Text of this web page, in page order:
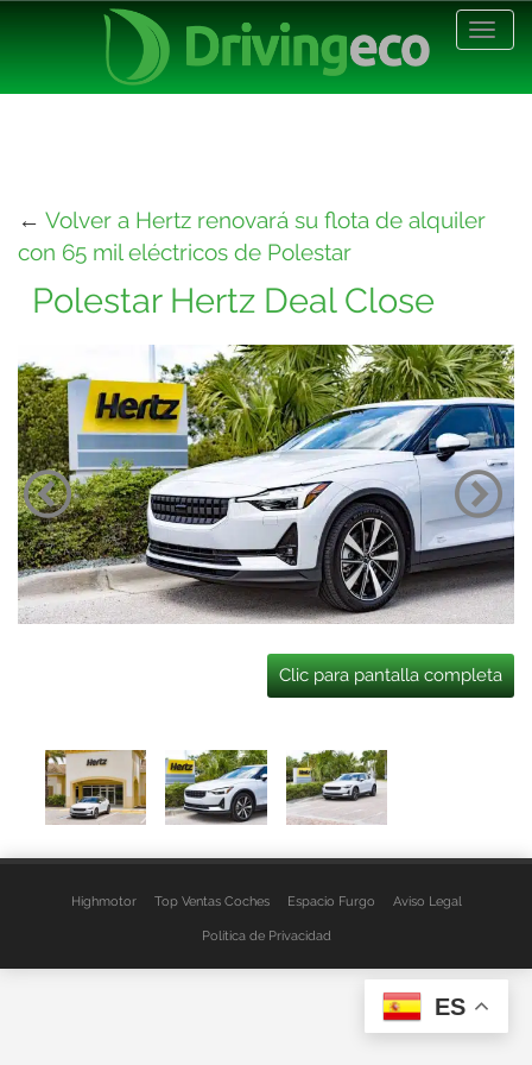
← Volver a Hertz renovará su flota de alquiler
con 65 mil eléctricos de Polestar
Polestar Hertz Deal Close
Clic para pantalla completa
Highmotor Top Ventas Coches Espacio Furgo Aviso Legal
Política de Privacidad
ES